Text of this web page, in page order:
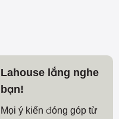
Lahouse lắng nghe
bạn!
Mọi ý kiến đóng góp từ